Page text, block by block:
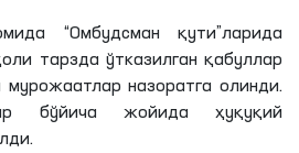
“Омбудсман қути”ларида
тарзда ўтказилган қабуллар
назоратга олинди.
бўйича жойида ҳуқуқий